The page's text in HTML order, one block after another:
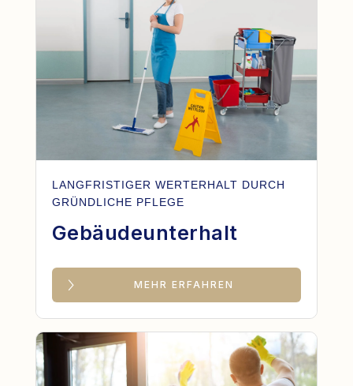
LANGFRISTIGER WERTERHALT DURCH
GRÜNDLICHE PFLEGE
Gebäudeunterhalt
MEHR ERFAHREN